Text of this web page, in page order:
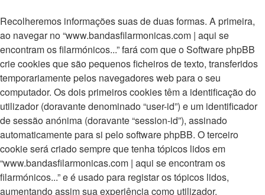
Recolheremos informações suas de duas formas. A primeira,
ao navegar no “www.bandasfilarmonicas.com | aqui se
encontram os filarmónicos...” fará com que o Software phpBB
crie cookies que são pequenos ficheiros de texto, transferidos
temporariamente pelos navegadores web para o seu
computador. Os dois primeiros cookies têm a identificação do
utilizador (doravante denominado “user-id”) e um identificador
de sessão anónima (doravante “session-id”), assinado
automaticamente para si pelo software phpBB. O terceiro
cookie será criado sempre que tenha tópicos lidos em
“www.bandasfilarmonicas.com | aqui se encontram os
filarmónicos...” e é usado para registar os tópicos lidos,
aumentando assim sua experiência como utilizador.